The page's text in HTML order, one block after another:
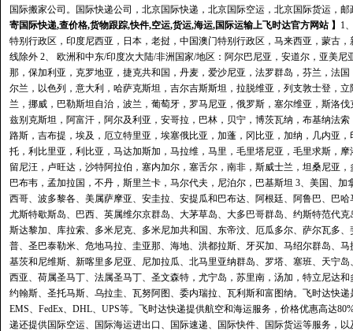
国际搬家公司。国际快递公司，北京国际快递，北京国际空运，北京国际货运，
寄国际快递,查价格,货物跟踪,快件,空运,货运,海运,国际运输上飞时达官方网站 】 1
特别行政区，印度尼西亚，日本，老挝，中国澳门特别行政区，马来西亚，蒙古
线除外 2、 欧洲和中东/印度次大陆/非洲国家/地区：阿尔巴尼亚，安道尔，亚美
那，保加利亚，克罗地亚，捷克共和国，丹麦，爱沙尼亚，法罗群岛，芬兰，法
尔兰，以色列，意大利，哈萨克斯坦，吉尔吉斯斯坦，拉脱维亚，列支敦士登，
兰，挪威，巴勒斯坦自治，波兰，葡萄牙，罗马尼亚，俄罗斯，塞尔维亚，斯洛
兹别克斯坦，阿富汗，阿尔及利亚，安哥拉，巴林，贝宁，博茨瓦纳，布基纳法
路斯，吉布提，埃及，厄立特里亚，埃塞俄比亚，加蓬，冈比亚，加纳，几内亚
托，利比里亚，利比亚，马达加斯加，马拉维，马里，毛里塔尼亚，毛里求斯，
留尼汪，卢旺达，沙特阿拉伯，塞内加尔，塞舌尔，南非，斯威士兰，坦桑尼亚
巴布韦，孟加拉国，不丹，斯里兰卡，马尔代夫，尼泊尔，巴基斯坦 3、美国、
西哥、波多黎各、美属萨摩亚、安圭拉、安提瓜和巴布达、阿根廷、阿鲁巴、巴
尤斯特歇斯岛、巴西、英属维尔京群岛、大茅草岛、大多巴哥群岛、约斯特范代
斯达黎加、库拉索、多米尼克、多米尼加共和国、东帝汶、厄瓜多尔、萨尔瓦多
普、圣巴泰勒米、危地马拉、圭亚那、海地、洪都拉斯、牙买加、马绍尔群岛、
基茨和尼维斯、新喀里多尼亚、尼加拉瓜、北马里亚纳群岛、罗塔、塞班、天宁
西亚、荷属圣马丁、法属圣马丁、圣文森特，尤宁岛，苏里南，汤加，特立尼达
约翰斯、圣托马斯、乌拉圭、瓦努阿图、委内瑞拉、瓦利斯和富图纳。飞时达快
EMS、FedEx、DHL、UPS等。飞时达快递提供航空和海运服务，价格优惠高达
递还提供国际空运、国际海运进出口、国际速递、国际快件、国际货运等服务，